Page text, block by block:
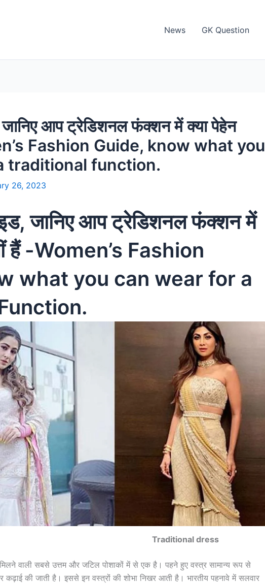
News GK Question
आप ट्रेडिशनल फंक्शन में क्या पेहेन
Fashion Guide, know what you
traditional function.
26, 2023
जानिए आप ट्रेडिशनल फंक्शन में
हैं -Women’s Fashion
what you can wear for a
dress
मिलने वाली सबसे उत्तम और जटिल पोशाकों में से एक है। पहने हुए वस्त्र सामान्य रूप से
की जाती है। इससे इन वस्त्रों की शोभा निखर आती है। भारतीय पहनावे में सलवार